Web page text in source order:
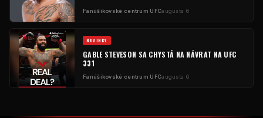
Fanúšikovské centrum UFCaugusta 6
NOVINKY
GABLE STEVESON SA CHYSTÁ NA NÁVRAT NA UFC
331
Fanúšikovské centrum UFCaugusta 6